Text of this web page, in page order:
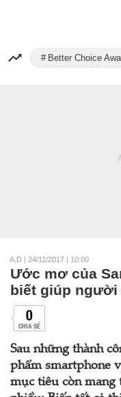
Better Choice
A.D | 24/11/2017 | 10:00
Ước mơ của
biết giúp người
0
CHIA SẺ
Sau những thành
phẩm smartphone
mục tiêu còn mang